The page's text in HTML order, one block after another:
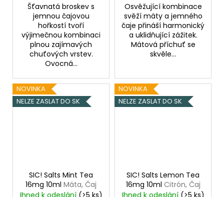
Šťavnatá broskev s
jemnou čajovou
hořkostí tvoří
výjimečnou kombinaci
plnou zajímavých
chuťových vrstev.
Ovocná...
Osvěžující kombinace
svěží máty a jemného
čaje přináší harmonický
a uklidňující zážitek.
Mátová příchuť se
skvěle...
NOVINKA
NELZE ZASLAT DO SK
SIC! Salts Mint Tea
16mg 10ml Máta, Čaj
NOVINKA
NELZE ZASLAT DO SK
SIC! Salts Lemon Tea
16mg 10ml Citrón, Čaj
DEKANG
DESERT
169
Kč
Původně:
195
Kč